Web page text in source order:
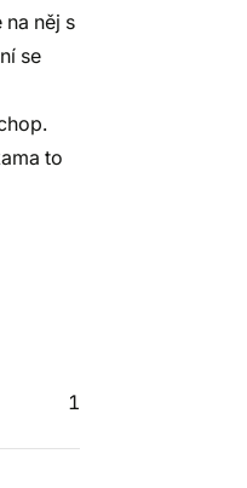
něj s
se
to
1